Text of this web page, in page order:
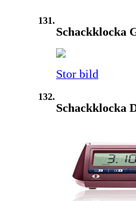
131.
Schackklocka
Stor bild
132.
Schackklocka